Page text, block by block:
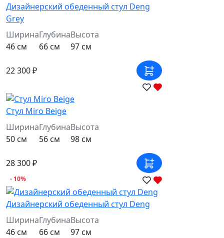
Дизайнерский обеденный стул Deng
Grey
Ширина
46 см
Глубина
66 см
Высота
97 см
22 300 ₽
Стул Miro Beige
Ширина
50 см
Глубина
56 см
Высота
98 см
28 300 ₽
- 10%
Дизайнерский обеденный стул Deng
Ширина
46 см
Глубина
66 см
Высота
97 см